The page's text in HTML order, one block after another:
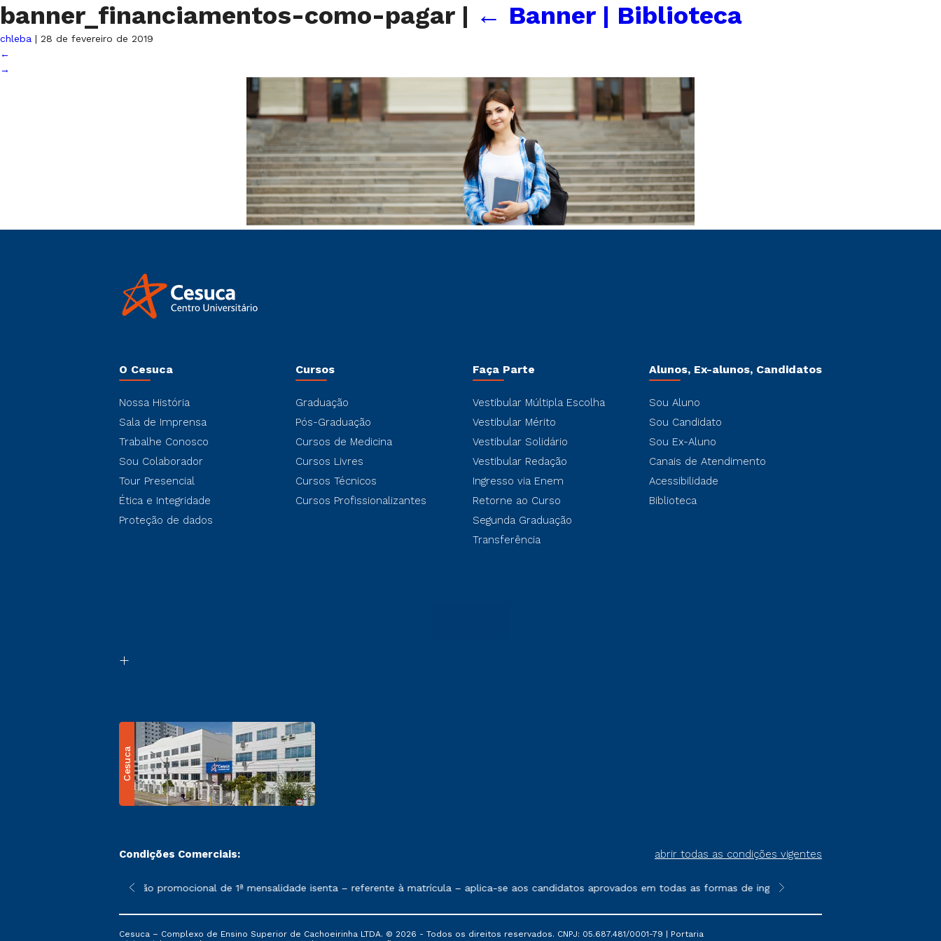
banner_financiamentos-como-pagar | ← Banner | Biblioteca
chleba | 28 de fevereiro de 2019
←
→
O Cesuca
Nossa História
Sala de Imprensa
Trabalhe Conosco
Sou Colaborador
Tour Presencial
Ética e Integridade
Proteção de dados
Cursos
Graduação
Pós-Graduação
Cursos de Medicina
Cursos Livres
Cursos Técnicos
Cursos Profissionalizantes
Faça Parte
Vestibular Múltipla Escolha
Vestibular Mérito
Vestibular Solidário
Vestibular Redação
Ingresso via Enem
Retorne ao Curso
Segunda Graduação
Transferência
Alunos, Ex-alunos, Candidatos
Sou Aluno
Sou Candidato
Sou Ex-Aluno
Canais de Atendimento
Acessibilidade
Biblioteca
Cesuca
Condições Comerciais: abrir todas as condições vigentes
sofrer alterações nos períodos de rematrícula conforme exposto no contrato de prestação de serviços
*A condição promocional de 1ª mensalidade isenta – referente à matrícula – aplica-se aos candidatos aprovados em todas as formas de ingresso, exceto na prova on-line ou
**Semipresencial é um formato do
Cesuca – Complexo de Ensino Superior de Cachoeirinha LTDA. © 2026 - Todos os direitos reservados. CNPJ: 05.687.481/0001-79 | Portaria